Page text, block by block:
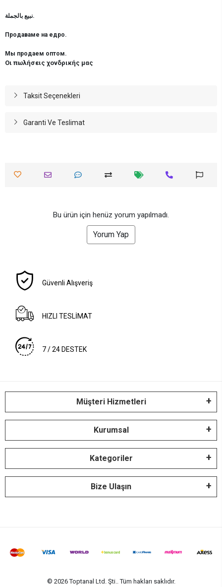
نبيع بالجملة.
Продаваме на едро.
Мы продаем оптом.
Οι πωλήσεις χονδρικής μας
Taksit Seçenekleri
Garanti Ve Teslimat
Bu ürün için henüz yorum yapılmadı.
Yorum Yap
Güvenli Alışveriş
HIZLI TESLİMAT
7 / 24 DESTEK
Müşteri Hizmetleri
Kurumsal
Kategoriler
Bize Ulaşın
© 2026 Toptanal Ltd. Şti.. Tüm hakları saklıdır.